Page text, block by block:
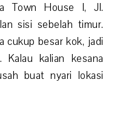
Town House I, Jl.
sisi sebelah timur.
cukup besar kok, jadi
kalian kesana
buat nyari lokasi